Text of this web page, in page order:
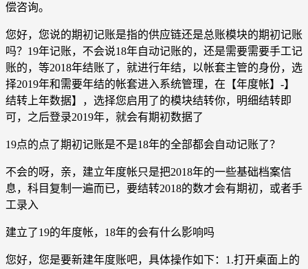
偿咨询。
您好，您说的期初记账是指的供应链还是总账模块的期初记账
吗？19年记账，不会说18年自动记账的，还是需要需要手工记
账的，等2018年结账了，就进行年结，以帐套主管的身份，选
择2019年和需要年结的帐套进入系统管理，在【年度帐】-】
结转上年数据】，选择您启用了的模块结转你，明细结转即
可，之后登录2019年，就会有期初数据了
19点的点了期初记账是不是18年的全部都会自动记账了？
不会的呀，亲，建立年度帐只是把2018年的一些基础档案信
息，科目复制一遍而已，要结转2018的数才会有期初，或者手
工录入
建立了19的年度帐，18年的会有什么影响吗
您好，您是要新建年度账吧，具体操作如下：1.打开桌面上的